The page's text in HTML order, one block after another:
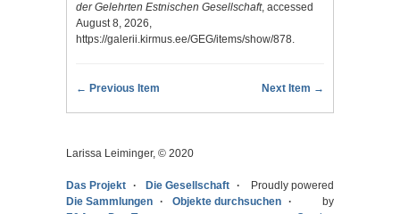
der Gelehrten Estnischen Gesellschaft, accessed
August 8, 2026,
https://galerii.kirmus.ee/GEG/items/show/878.
← Previous Item Next Item →
Larissa Leiminger, © 2020
Das Projekt
Die Gesellschaft
Die Sammlungen
Objekte durchsuchen
Proudly powered
by